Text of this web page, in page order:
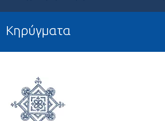
Κηρύγματα